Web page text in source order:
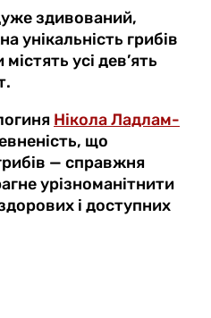
здивований,
унікальність грибів
усі дев’ять
Нікола Ладлам-
що
— справжня
урізноманітнити
і доступних